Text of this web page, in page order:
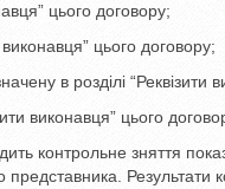
цього договору;
цього договору;
в розділі “Реквізити
виконавця” цього
контрольне зняття
Результати